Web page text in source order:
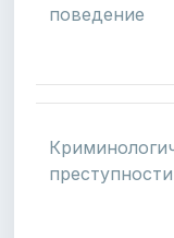
поведение